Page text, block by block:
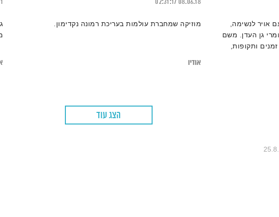
אויר לנשימה,
גן העדן. משם
ותקופות,
08.06.18
02:31:17
מוזיקה שמחברת עולמות בעריכת רמונה נקדימון.
אודיו
הצג עוד